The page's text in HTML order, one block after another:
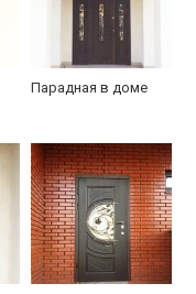
Парадная в доме